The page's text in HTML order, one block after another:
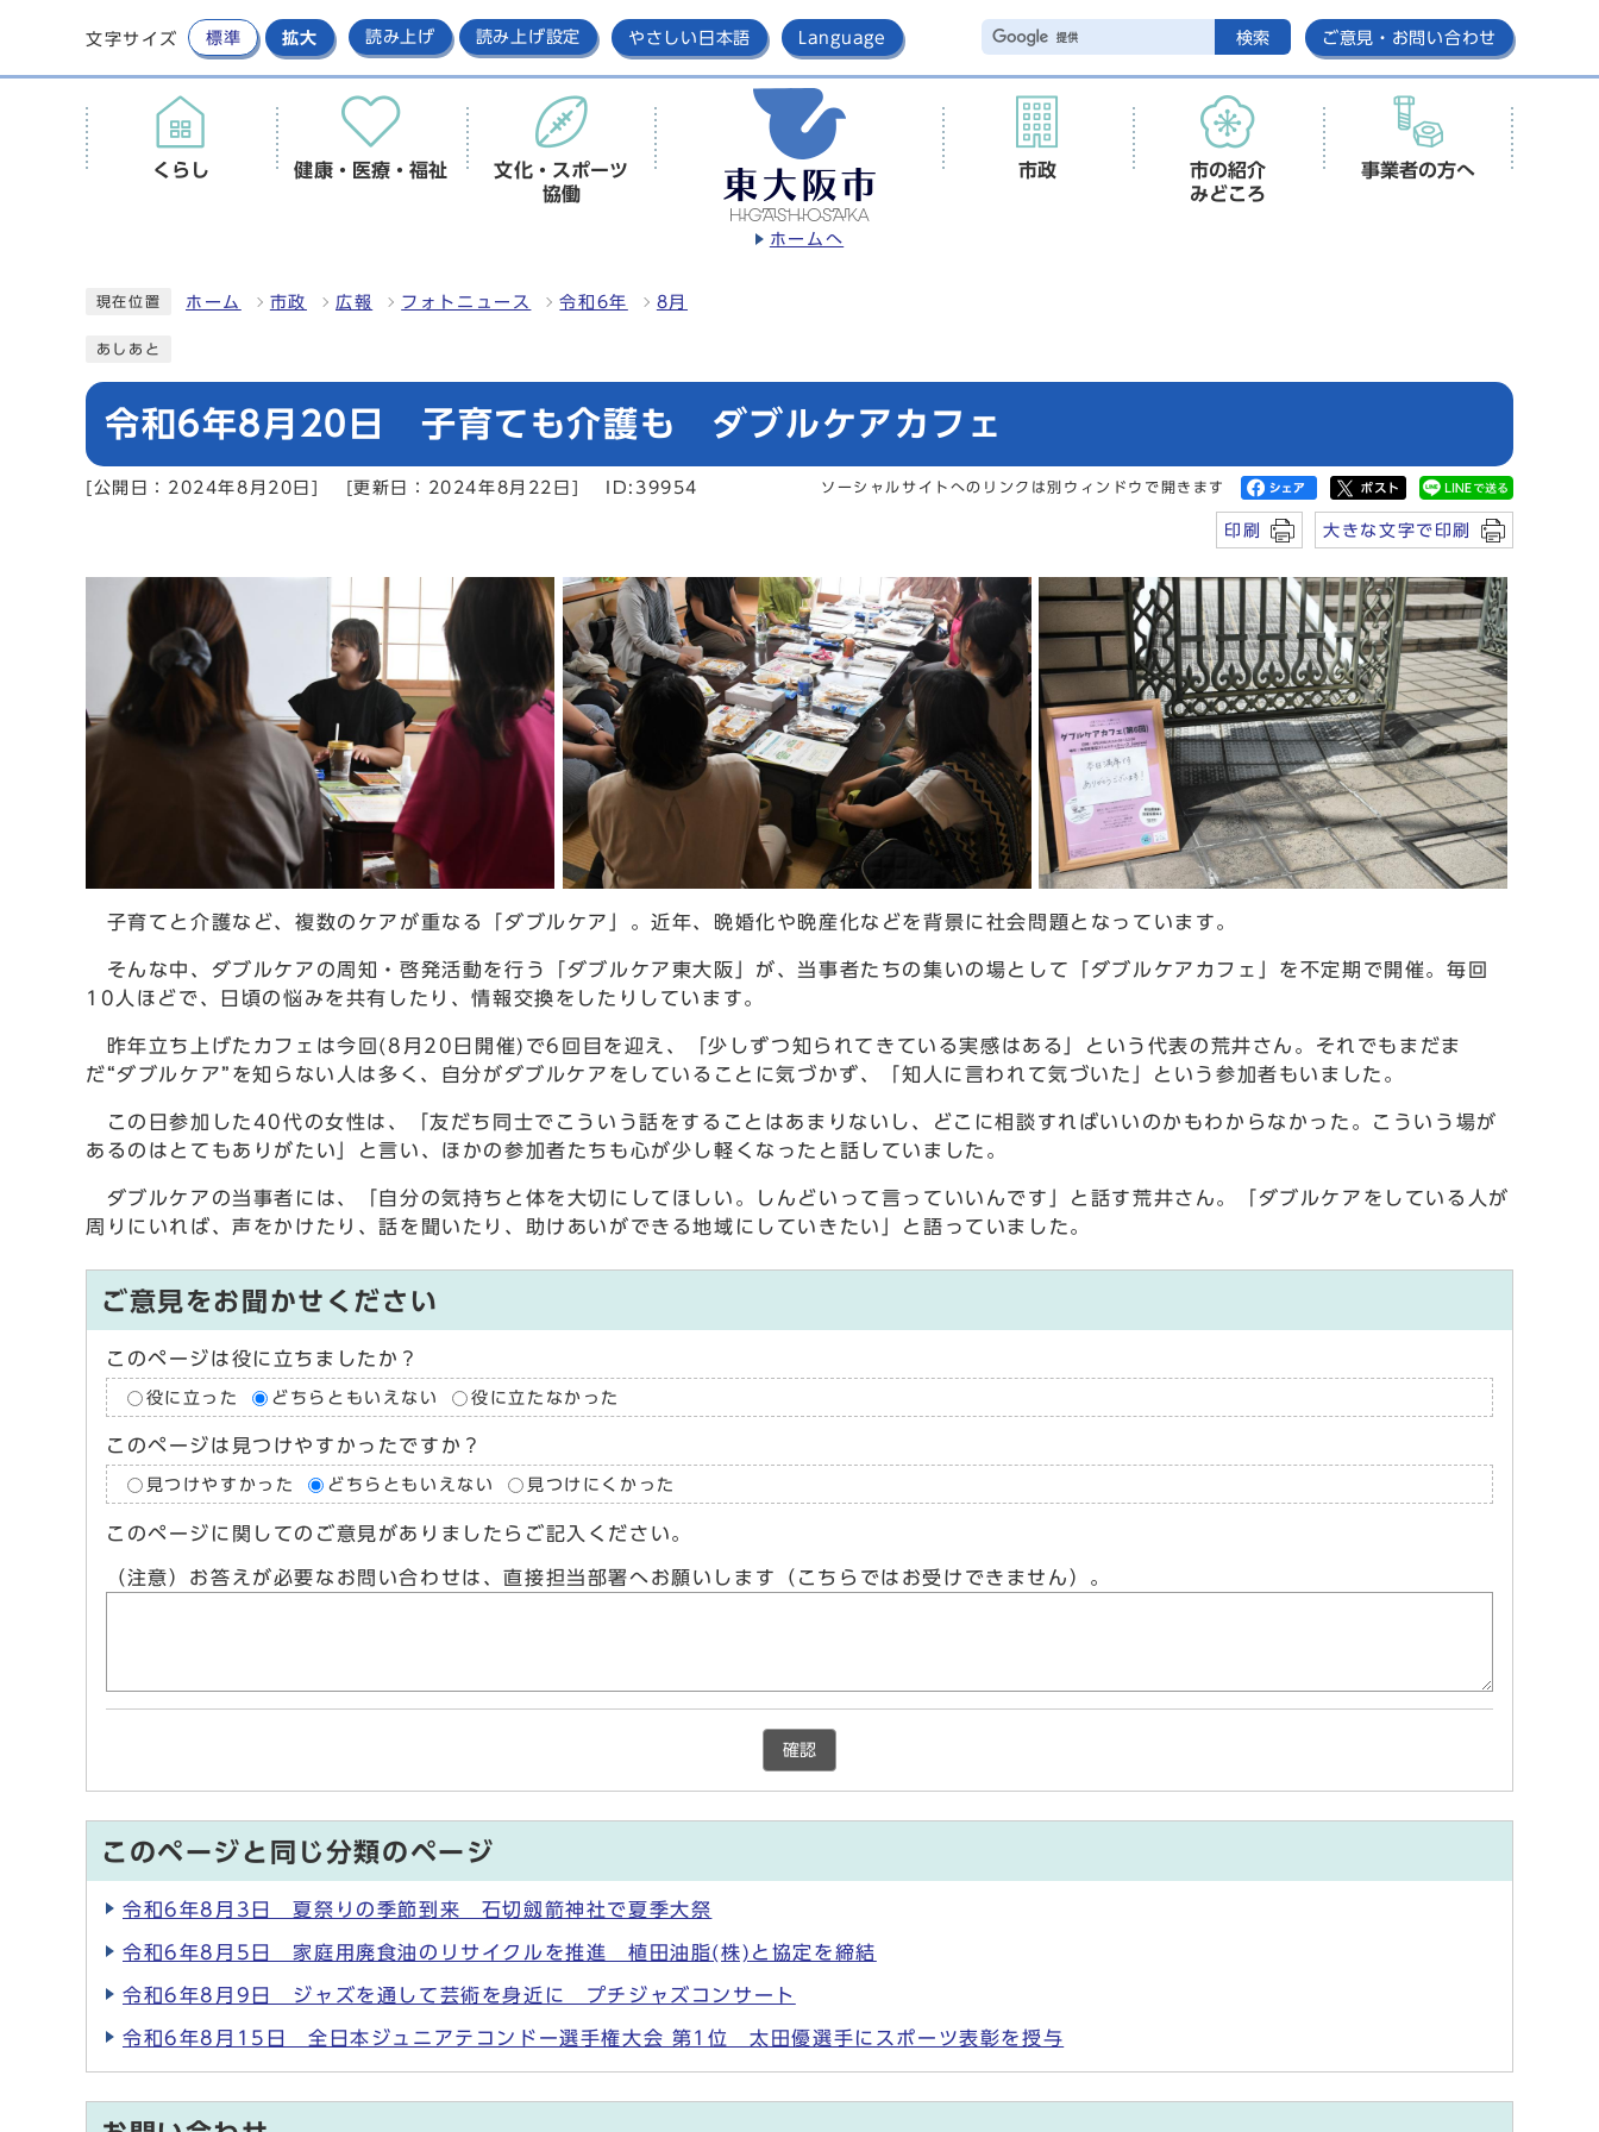
文字サイズ 標準 拡大 読み上げ 読み上げ設定 やさしい日本語 Language 検索 ご意見・お問い合わせ
ホームへ
くらし 健康・医療・福祉
文化・スポーツ
協働
市政
市の紹介
みどころ
事業者の方へ
現在位置 ホーム 市政 広報 フォトニュース 令和6年 8月
あしあと
令和6年8月20日 子育ても介護も ダブルケアカフェ
[公開日：2024年8月20日] [更新日：2024年8月22日] ID:39954 ソーシャルサイトへのリンクは別ウィンドウで開きます
印刷 大きな文字で印刷
子育てと介護など、複数のケアが重なる「ダブルケア」。近年、晩婚化や晩産化などを背景に社会問題となっています。
そんな中、ダブルケアの周知・啓発活動を行う「ダブルケア東大阪」が、当事者たちの集いの場として「ダブルケアカフェ」を不定期で開催。毎回
10人ほどで、日頃の悩みを共有したり、情報交換をしたりしています。
昨年立ち上げたカフェは今回(8月20日開催)で6回目を迎え、「少しずつ知られてきている実感はある」という代表の荒井さん。それでもまだま
だ“ダブルケア”を知らない人は多く、自分がダブルケアをしていることに気づかず、「知人に言われて気づいた」という参加者もいました。
この日参加した40代の女性は、「友だち同士でこういう話をすることはあまりないし、どこに相談すればいいのかもわからなかった。こういう場が
あるのはとてもありがたい」と言い、ほかの参加者たちも心が少し軽くなったと話していました。
ダブルケアの当事者には、「自分の気持ちと体を大切にしてほしい。しんどいって言っていいんです」と話す荒井さん。「ダブルケアをしている人が
周りにいれば、声をかけたり、話を聞いたり、助けあいができる地域にしていきたい」と語っていました。
ご意見をお聞かせください
このページは役に立ちましたか？
役に立った どちらともいえない 役に立たなかった
このページは見つけやすかったですか？
見つけやすかった どちらともいえない 見つけにくかった
このページに関してのご意見がありましたらご記入ください。
（注意）お答えが必要なお問い合わせは、直接担当部署へお願いします（こちらではお受けできません）。
確認
このページと同じ分類のページ
令和6年8月3日 夏祭りの季節到来 石切劔箭神社で夏季大祭
令和6年8月5日 家庭用廃食油のリサイクルを推進 植田油脂(株)と協定を締結
令和6年8月9日 ジャズを通して芸術を身近に プチジャズコンサート
令和6年8月15日 全日本ジュニアテコンドー選手権大会 第1位 太田優選手にスポーツ表彰を授与